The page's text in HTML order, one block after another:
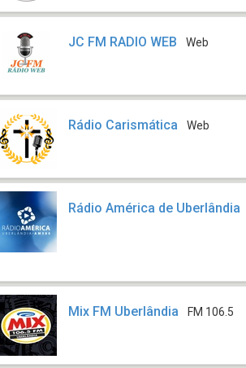
JC FM RADIO WEB Web
Rádio Carismática Web
Rádio América de Uberlândia
Mix FM Uberlândia FM 106.5